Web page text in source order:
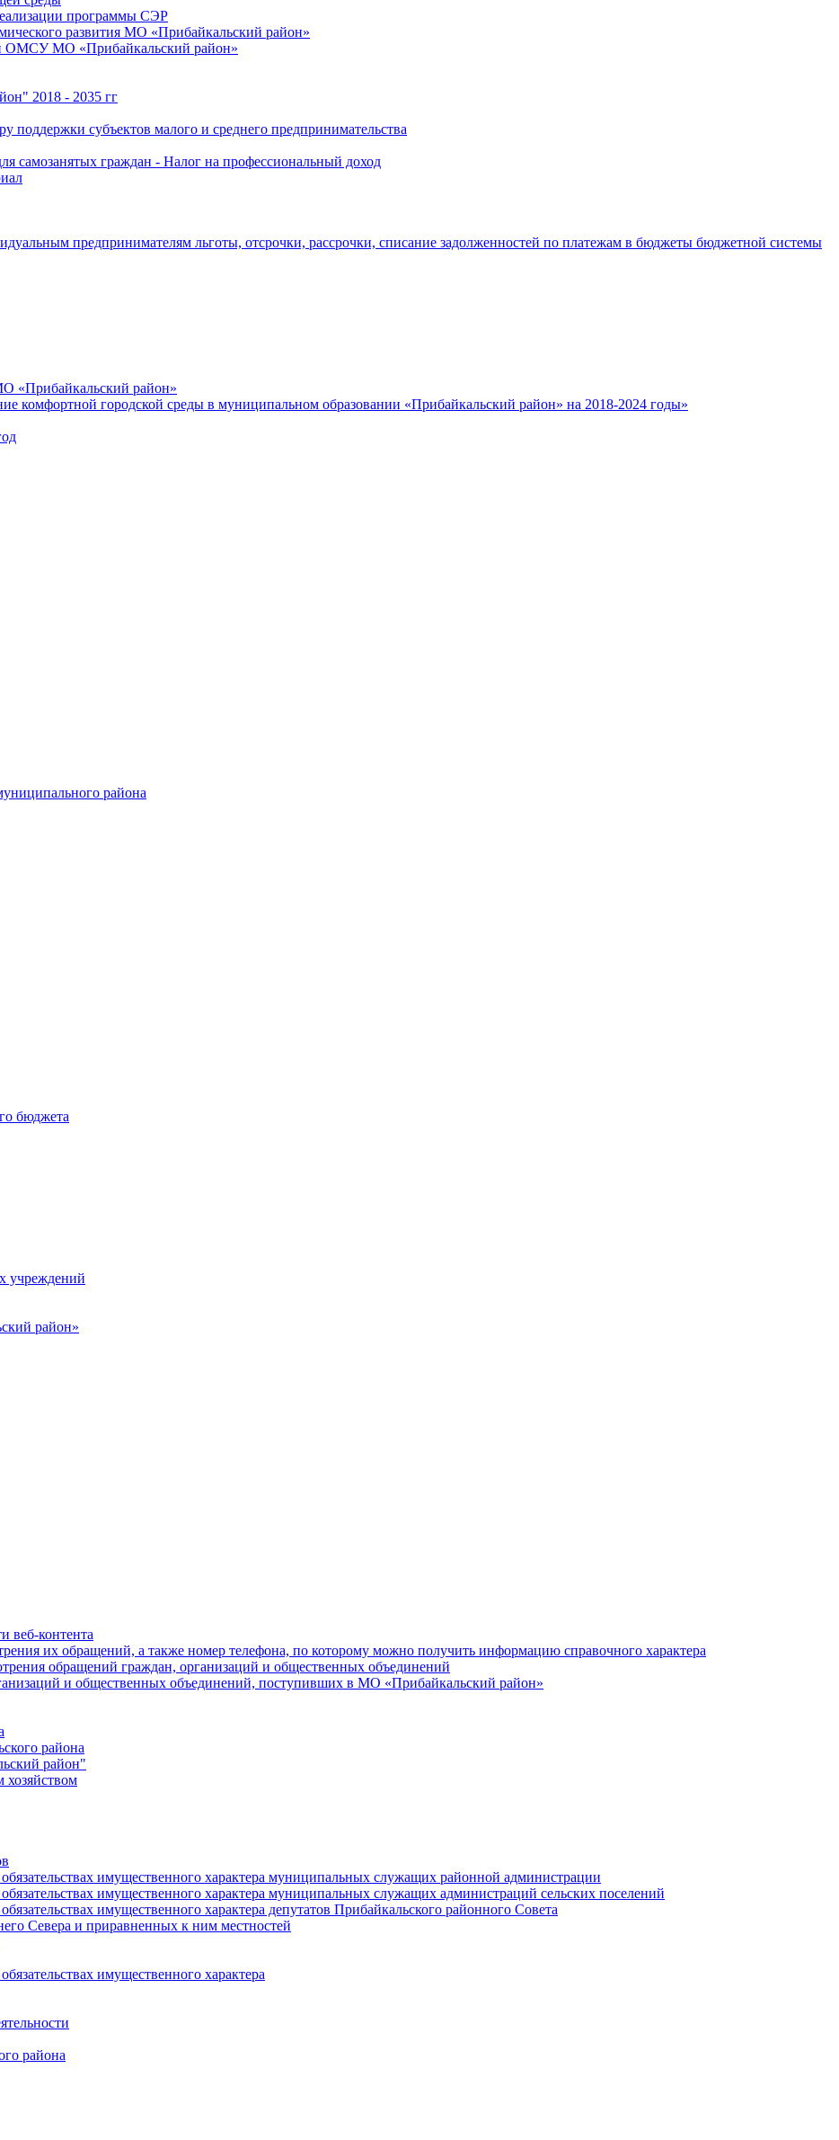
программы СЭР
развития МО «Прибайкальский район»
ОМСУ МО «Прибайкальский район»
2018 - 2035 гг
поддержки субъектов малого и среднего предпринимательства
самозанятых граждан - Налог на профессиональный доход
предпринимателям льготы, отсрочки, рассрочки, списание задолженностей по платежам в бюджеты бюджетной системы
«Прибайкальский район»
комфортной городской среды в муниципальном образовании «Прибайкальский район» на 2018-2024 годы»
района
бюджета
учреждений
район»
веб-контента
их обращений, а также номер телефона, по которому можно получить информацию справочного характера
обращений граждан, организаций и общественных объединений
и общественных объединений, поступивших в МО «Прибайкальский район»
района
район"
имущественного характера муниципальных служащих районной администрации
имущественного характера муниципальных служащих администраций сельских поселений
имущественного характера депутатов Прибайкальского районного Совета
Севера и приравненных к ним местностей
имущественного характера
района